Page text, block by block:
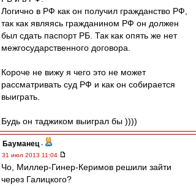
Логично в РФ как он получил гражданство РФ,
так как являясь гражданином РФ он должен
был сдать паспорт РБ. Так как опять же нет
межгосударственного договора.
Короче не вижу я чего это не может
рассматривать суд РФ и как он собирается
выиграть.
Будь он таджиком выиграл бы ))))
Бауманец -
31 июл 2013 11:04
Чо, Миллер-Гинер-Керимов решили зайти
через Галицкого?